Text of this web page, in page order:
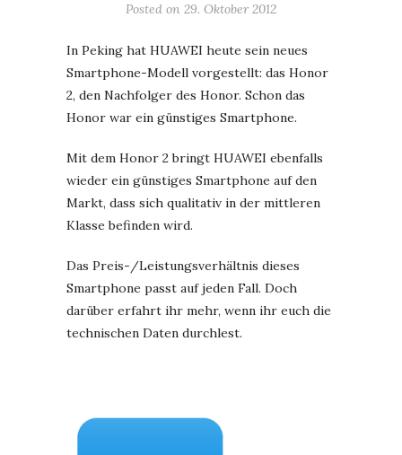
Posted on 29. Oktober 2012
In Peking hat HUAWEI heute sein neues
Smartphone-Modell vorgestellt: das Honor
2, den Nachfolger des Honor. Schon das
Honor war ein günstiges Smartphone.
Mit dem Honor 2 bringt HUAWEI ebenfalls
wieder ein günstiges Smartphone auf den
Markt, dass sich qualitativ in der mittleren
Klasse befinden wird.
Das Preis-/Leistungsverhältnis dieses
Smartphone passt auf jeden Fall. Doch
darüber erfahrt ihr mehr, wenn ihr euch die
technischen Daten durchlest.